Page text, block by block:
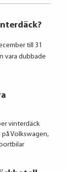
till 31
vara dubbade
vinterdäck
på Volkswagen,